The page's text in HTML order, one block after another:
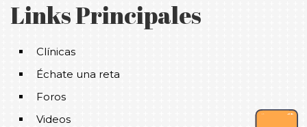
Links Principales
Clínicas
Échate una reta
Foros
Videos